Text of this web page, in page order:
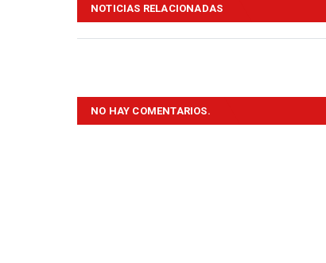
NOTICIAS RELACIONADAS
NO HAY COMENTARIOS.